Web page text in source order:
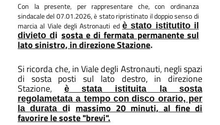
Con la presente, per rappresentare che, con ordinanza
sindacale del 07.01.2026,è stato ripristinato ildoppio senso di
marcia al Viale degli Astronauti ed è stato istitutito il
divieto di sosta e di fermata permanente sul
lato sinistro, in direzione Stazione.
Si ricorda che, in Viale degli Astronauti, negli spazi
di sosta posti sul lato destro, in direzione
Stazione, è stata istituita la
sosta
regolametata a tempo con disco orario, per
la durata di massimo 20 minuti, al fine di
favorire le soste "brevi".